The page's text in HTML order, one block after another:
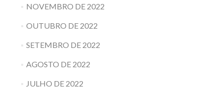
NOVEMBRO DE 2022
OUTUBRO DE 2022
SETEMBRO DE 2022
AGOSTO DE 2022
JULHO DE 2022